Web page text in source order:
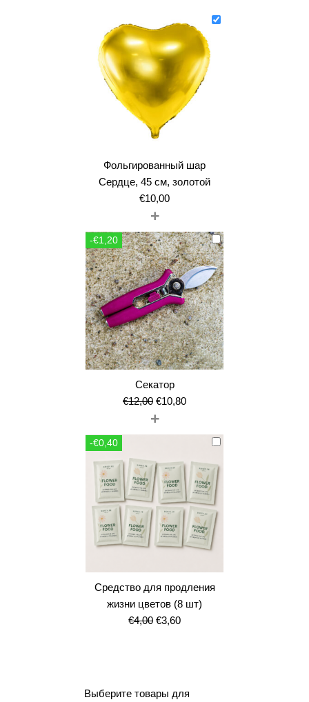
Фольгированный шар
Сердце, 45 см, золотой
€10,00
+
-€1,20
Секатор
€12,00 Первоначальная
цена
составляла
€10,80Текущая
€10,80.
+
-€0,40
Средство для продления
жизни цветов (8 шт)
€4,00 Первоначальная
€3,60Текущая
Выберите товары для